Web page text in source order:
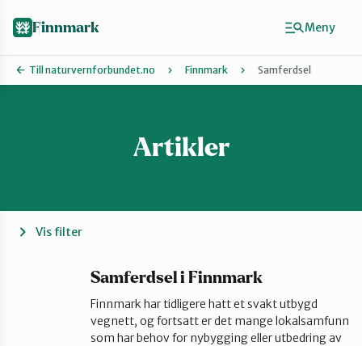
Porsangerfjorden
Sør-Varanger
Stilla og Vest-Finnmark
Finnmark
Till naturvernforbundet.no Finnmark Samferdsel
Artikler
Vis filter
Samferdsel i Finnmark
Finnmark har tidligere hatt et svakt utbygd
vegnett, og fortsatt er det mange lokalsamfunn
som har behov for nybygging eller utbedring av